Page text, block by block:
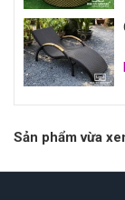
Sản phẩm vừa